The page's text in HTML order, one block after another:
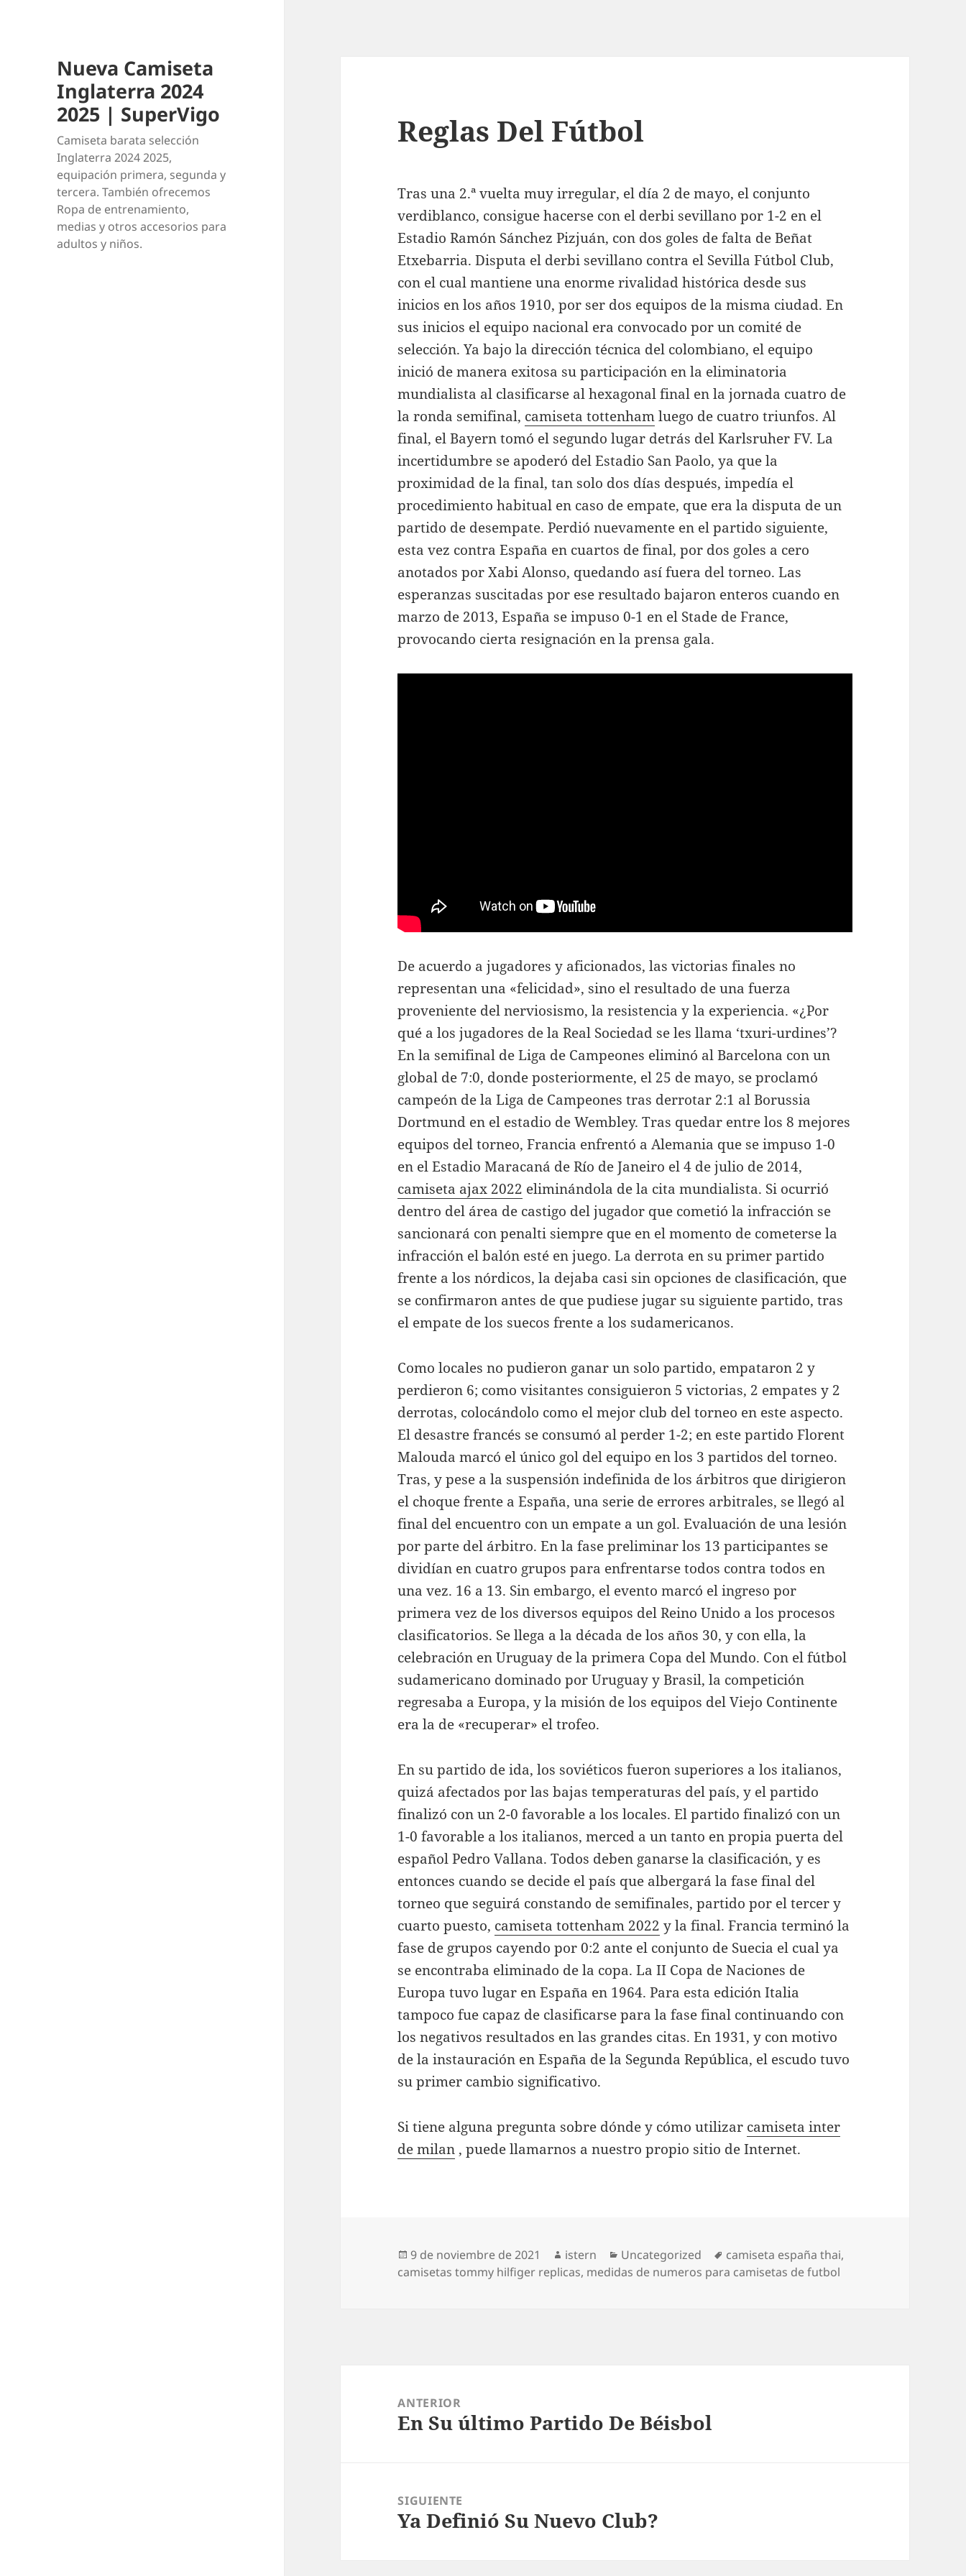
Nueva Camiseta
Inglaterra 2024
2025 | SuperVigo
Camiseta barata selección
Inglaterra 2024 2025,
equipación primera, segunda y
tercera. También ofrecemos
Ropa de entrenamiento,
medias y otros accesorios para
adultos y niños.
Reglas Del Fútbol
Tras una 2.ª vuelta muy irregular, el día 2 de mayo, el conjunto
verdiblanco, consigue hacerse con el derbi sevillano por 1-2 en el
Estadio Ramón Sánchez Pizjuán, con dos goles de falta de Beñat
Etxebarria. Disputa el derbi sevillano contra el Sevilla Fútbol Club,
con el cual mantiene una enorme rivalidad histórica desde sus
inicios en los años 1910, por ser dos equipos de la misma ciudad. En
sus inicios el equipo nacional era convocado por un comité de
selección. Ya bajo la dirección técnica del colombiano, el equipo
inició de manera exitosa su participación en la eliminatoria
mundialista al clasificarse al hexagonal final en la jornada cuatro de
la ronda semifinal, camiseta tottenhamluego de cuatro triunfos. Al
final, el Bayern tomó el segundo lugar detrás del Karlsruher FV. La
incertidumbre se apoderó del Estadio San Paolo, ya que la
proximidad de la final, tan solo dos días después, impedía el
procedimiento habitual en caso de empate, que era la disputa de un
partido de desempate. Perdió nuevamente en el partido siguiente,
esta vez contra España en cuartos de final, por dos goles a cero
anotados por Xabi Alonso, quedando así fuera del torneo. Las
esperanzas suscitadas por ese resultado bajaron enteros cuando en
marzo de 2013, España se impuso 0-1 en el Stade de France,
provocando cierta resignación en la prensa gala.
De acuerdo a jugadores y aficionados, las victorias finales no
representan una «felicidad», sino el resultado de una fuerza
proveniente del nerviosismo, la resistencia y la experiencia. «¿Por
qué a los jugadores de la Real Sociedad se les llama ‘txuri-urdines’?
En la semifinal de Liga de Campeones eliminó al Barcelona con un
global de 7:0, donde posteriormente, el 25 de mayo, se proclamó
campeón de la Liga de Campeones tras derrotar 2:1 al Borussia
Dortmund en el estadio de Wembley. Tras quedar entre los 8 mejores
equipos del torneo, Francia enfrentó a Alemania que se impuso 1-0
en el Estadio Maracaná de Río de Janeiro el 4 de julio de 2014,
camiseta ajax 2022 eliminándola de la cita mundialista. Si ocurrió
dentro del área de castigo del jugador que cometió la infracción se
sancionará con penalti siempre que en el momento de cometerse la
infracción el balón esté en juego. La derrota en su primer partido
frente a los nórdicos, la dejaba casi sin opciones de clasificación, que
se confirmaron antes de que pudiese jugar su siguiente partido, tras
el empate de los suecos frente a los sudamericanos.
Como locales no pudieron ganar un solo partido, empataron 2 y
perdieron 6; como visitantes consiguieron 5 victorias, 2 empates y 2
derrotas, colocándolo como el mejor club del torneo en este aspecto.
El desastre francés se consumó al perder 1-2; en este partido Florent
Malouda marcó el único gol del equipo en los 3 partidos del torneo.
Tras, y pese a la suspensión indefinida de los árbitros que dirigieron
el choque frente a España, una serie de errores arbitrales, se llegó al
final del encuentro con un empate a un gol. Evaluación de una lesión
por parte del árbitro. En la fase preliminar los 13 participantes se
dividían en cuatro grupos para enfrentarse todos contra todos en
una vez. 16 a 13. Sin embargo, el evento marcó el ingreso por
primera vez de los diversos equipos del Reino Unido a los procesos
clasificatorios. Se llega a la década de los años 30, y con ella, la
celebración en Uruguay de la primera Copa del Mundo. Con el fútbol
sudamericano dominado por Uruguay y Brasil, la competición
regresaba a Europa, y la misión de los equipos del Viejo Continente
era la de «recuperar» el trofeo.
En su partido de ida, los soviéticos fueron superiores a los italianos,
quizá afectados por las bajas temperaturas del país, y el partido
finalizó con un 2-0 favorable a los locales. El partido finalizó con un
1-0 favorable a los italianos, merced a un tanto en propia puerta del
español Pedro Vallana. Todos deben ganarse la clasificación, y es
entonces cuando se decide el país que albergará la fase final del
torneo que seguirá constando de semifinales, partido por el tercer y
cuarto puesto, camiseta tottenham 2022 y la final. Francia terminó la
fase de grupos cayendo por 0:2 ante el conjunto de Suecia el cual ya
se encontraba eliminado de la copa. La II Copa de Naciones de
Europa tuvo lugar en España en 1964. Para esta edición Italia
tampoco fue capaz de clasificarse para la fase final continuando con
los negativos resultados en las grandes citas. En 1931, y con motivo
de la instauración en España de la Segunda República, el escudo tuvo
su primer cambio significativo.
Si tiene alguna pregunta sobre dónde y cómo utilizar camiseta inter
de milan , puede llamarnos a nuestro propio sitio de Internet.
Publicado
el
9 de noviembre de 2021 Autor
istern Categorías
Uncategorized Etiquetas
camiseta españa thai,
camisetas tommy hilfiger replicas, medidas de numeros para camisetas de futbol
entradas
ANTERIOR
Entrada
En Su último Partido De Béisbol
SIGUIENTE
Entrada
Ya Definió Su Nuevo Club?